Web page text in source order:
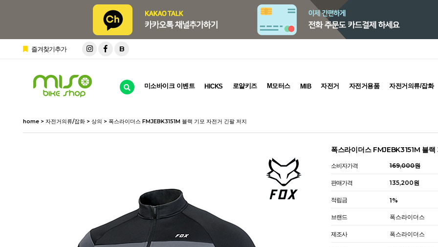
즐겨찾기추가 B
미소바이크 이벤트 HICKS 로얄키즈 M모터스 MIB 자전거 자전거용품 자전거의류/잡화
home > 자전거의류/잡화 > 상의 > 폭스라이더스 FMJEBK3151M 블랙 기모 자전거 긴팔 저지
폭스라이더스 FMJEBK3151M 블
소비자가격 169,000원
판매가격 135,200원
적립금 1%
브랜드 폭스라이더스
제조사 폭스라이더스